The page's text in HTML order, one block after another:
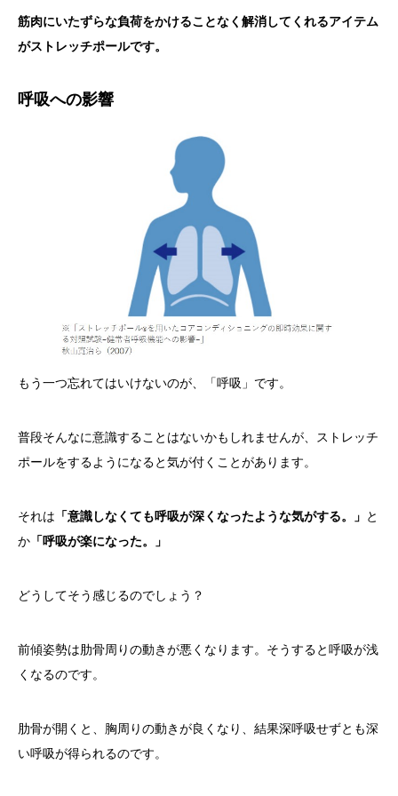
筋肉にいたずらな負荷をかけることなく解消してくれるアイテム
がストレッチポールです。
呼吸への影響
もう一つ忘れてはいけないのが、「呼吸」です。
普段そんなに意識することはないかもしれませんが、ストレッチ
ポールをするようになると気が付くことがあります。
それは 「意識しなくても呼吸が深くなったような気がする。」 と
か 「呼吸が楽になった。」
どうしてそう感じるのでしょう？
前傾姿勢は肋骨周りの動きが悪くなります。そうすると呼吸が浅
くなるのです。
肋骨が開くと、胸周りの動きが良くなり、結果深呼吸せずとも深
い呼吸が得られるのです。